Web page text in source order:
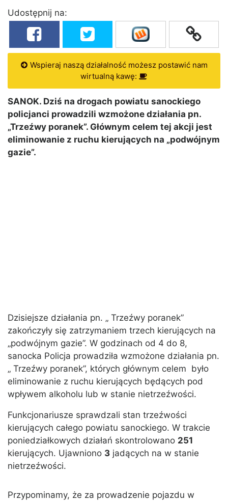
Udostępnij na:
Wspieraj naszą działalność możesz postawić nam
wirtualną kawę:
SANOK. Dziś na drogach powiatu sanockiego
policjanci prowadzili wzmożone działania pn.
„Trzeźwy poranek”. Głównym celem tej akcji jest
eliminowanie z ruchu kierujących na „podwójnym
gazie”.
Dzisiejsze działania pn. „ Trzeźwy poranek”
zakończyły się zatrzymaniem trzech kierujących na
„podwójnym gazie”. W godzinach od 4 do 8,
sanocka Policja prowadziła wzmożone działania pn.
„ Trzeźwy poranek”, których głównym celem było
eliminowanie z ruchu kierujących będących pod
wpływem alkoholu lub w stanie nietrzeźwości.
Funkcjonariusze sprawdzali stan trzeźwości
kierujących całego powiatu sanockiego. W trakcie
poniedziałkowych działań skontrolowano 251
kierujących. Ujawniono 3 jadących na w stanie
nietrzeźwości.
Przypominamy, że za prowadzenie pojazdu w